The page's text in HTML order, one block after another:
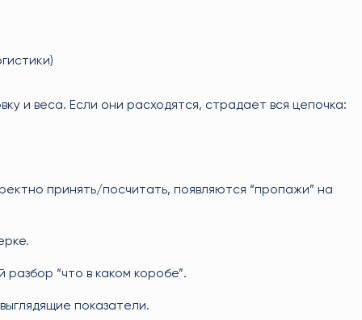
и веса. Если они расходятся, страдает вся цепочка:
принять/посчитать, появляются “пропажи” на
“что в каком коробе”.
показатели.